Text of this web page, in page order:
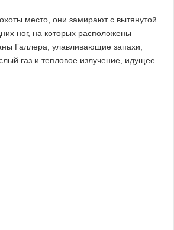
место, они замирают с вытянутой
ног, на которых расположены
Галлера, улавливающие запахи,
газ и тепловое излучение, идущее